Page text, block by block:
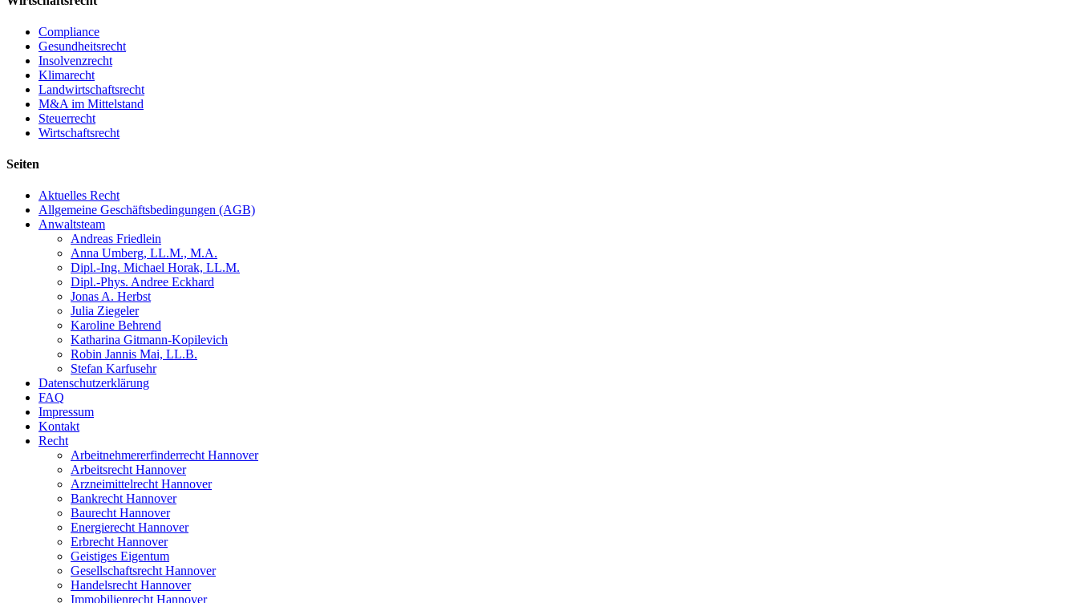
Compliance
Gesundheitsrecht
Insolvenzrecht
Klimarecht
Landwirtschaftsrecht
M&A im Mittelstand
Steuerrecht
Wirtschaftsrecht
Seiten
Aktuelles Recht
Allgemeine Geschäftsbedingungen (AGB)
Anwaltsteam
Andreas Friedlein
Anna Umberg, LL.M., M.A.
Dipl.-Ing. Michael Horak, LL.M.
Dipl.-Phys. Andree Eckhard
Jonas A. Herbst
Julia Ziegeler
Karoline Behrend
Katharina Gitmann-Kopilevich
Robin Jannis Mai, LL.B.
Stefan Karfusehr
Datenschutzerklärung
FAQ
Impressum
Kontakt
Recht
Arbeitnehmererfinderrecht Hannover
Arbeitsrecht Hannover
Arzneimittelrecht Hannover
Bankrecht Hannover
Baurecht Hannover
Energierecht Hannover
Erbrecht Hannover
Geistiges Eigentum
Gesellschaftsrecht Hannover
Handelsrecht Hannover
Immobilienrecht Hannover